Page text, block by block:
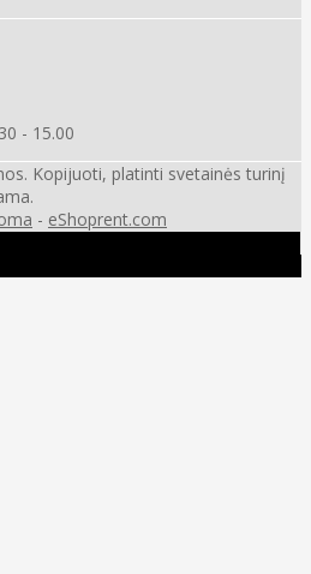
- 15.00
Kopijuoti, platinti svetainės turinį
- eShoprent.com